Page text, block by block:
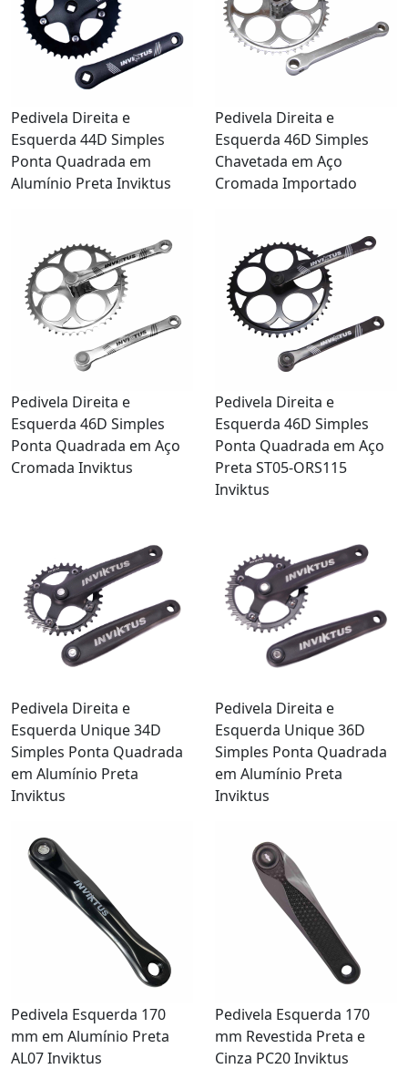
Pedivela Direita e
Esquerda 44D Simples
Ponta Quadrada em
Alumínio Preta Inviktus
Pedivela Direita e
Esquerda 46D Simples
Chavetada em Aço
Cromada Importado
Pedivela Direita e
Esquerda 46D Simples
Ponta Quadrada em Aço
Cromada Inviktus
Pedivela Direita e
Esquerda 46D Simples
Ponta Quadrada em Aço
Preta ST05-ORS115
Inviktus
Pedivela Direita e
Esquerda Unique 34D
Simples Ponta Quadrada
em Alumínio Preta
Inviktus
Pedivela Direita e
Esquerda Unique 36D
Simples Ponta Quadrada
em Alumínio Preta
Inviktus
Pedivela Esquerda 170
mm em Alumínio Preta
AL07 Inviktus
Pedivela Esquerda 170
mm Revestida Preta e
Cinza PC20 Inviktus